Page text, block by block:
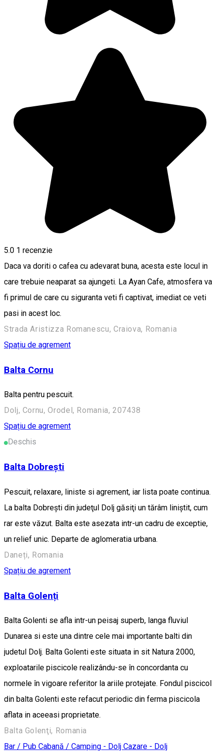
5.0 1 recenzie
Daca va doriti o cafea cu adevarat buna, acesta este locul in
care trebuie neaparat sa ajungeti. La Ayan Cafe, atmosfera va
fi primul de care cu siguranta veti fi captivat, imediat ce veti
pasi in acest loc.
Strada Aristizza Romanescu, Craiova, Romania
Spațiu de agrement
Balta Cornu
Balta pentru pescuit.
Dolj, Cornu, Orodel, Romania, 207438
Spațiu de agrement
Deschis
Balta Dobrești
Pescuit, relaxare, liniste si agrement, iar lista poate continua.
La balta Dobreşti din judeţul Dolj găsiţi un tărâm liniştit, cum
rar este văzut. Balta este asezata intr-un cadru de exceptie,
un relief unic. Departe de aglomeratia urbana.
Daneți, Romania
Spațiu de agrement
Balta Golenți
Balta Golenti se afla intr-un peisaj superb, langa fluviul
Dunarea si este una dintre cele mai importante balti din
judetul Dolj. Balta Golenti este situata in sit Natura 2000,
exploatarile piscicole realizându-se în concordanta cu
normele în vigoare referitor la ariile protejate. Fondul piscicol
din balta Golenti este refacut periodic din ferma piscicola
aflata in aceeasi proprietate.
Balta Golenţi, Romania
Bar / Pub Cabană / Camping - Dolj Cazare - Dolj